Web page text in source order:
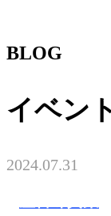
BLOG
イベン
2024.07.31